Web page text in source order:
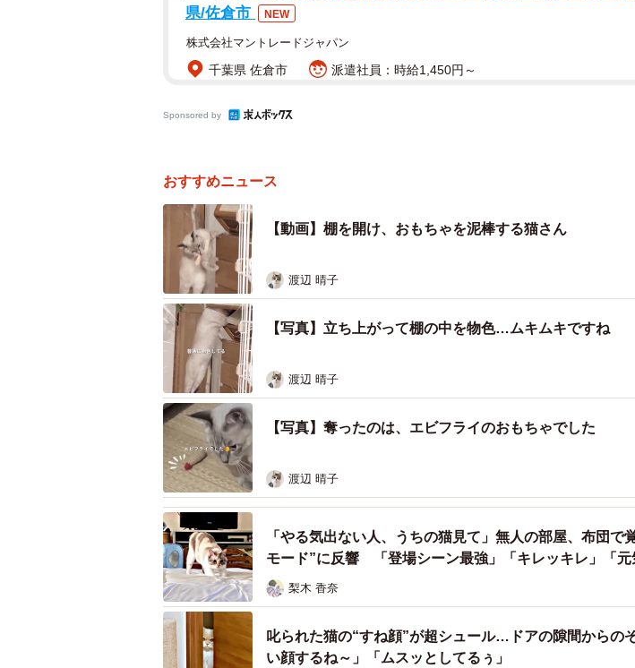
真剣な表情で“物色”している姿が、まるで人間のようだと話題だ。
静かだと思ったら…棚を開けて“捜索中”！？
あまりに真剣すぎて、思わず撮影しちゃいました」と語るのは、飼い主の
棚の中には、つなちゃんのおもちゃが収納されていたという。そして“犯
り出されたのは、なんとエビフライの編みぐるみ。
「お気に入りのおもちゃなんです。誤飲防止のためにしまっていたので
開けて探していたとは……。もう感心しちゃいました（笑）」
県/佐倉市
NEW
株式会社マントレードジャパン
千葉県 佐倉市 派遣社員：時給1,450円～
Sponsored by
おすすめニュース
【動画】棚を開け、おもちゃを泥棒する猫さん
渡辺 晴子
【写真】立ち上がって棚の中を物色…ムキムキですね
渡辺 晴子
【写真】奪ったのは、エビフライのおもちゃでした
渡辺 晴子
「やる気出ない人、うちの猫見て」無人の部屋、布団で
モード”に反響 「登場シーン最強」「キレッキレ」「元
梨木 香奈
叱られた猫の“すね顔”が超シュール…ドアの隙間から
い顔するね～」「ムスッとしてるぅ」